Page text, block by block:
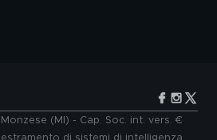
(MI) - Cap. Soc. int. vers. €